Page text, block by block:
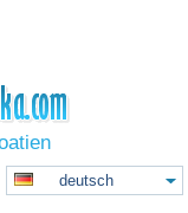
deutsch